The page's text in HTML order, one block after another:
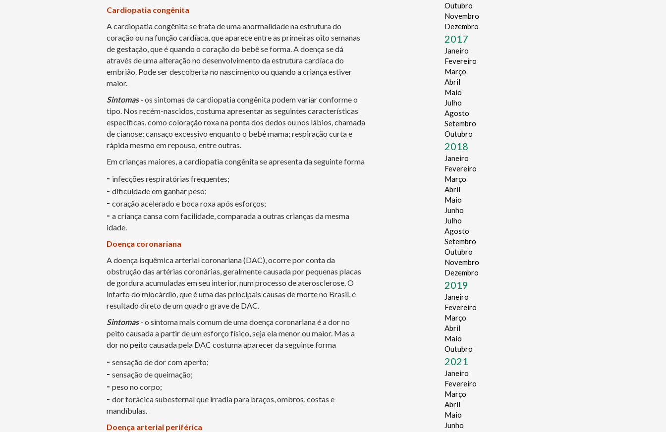
Cardiopatia congênita
A cardiopatia congênita se trata de uma anormalidade na estrutura do
coração ou na função cardíaca, que aparece entre as primeiras oito semanas
de gestação, que é quando o coração do bebê se forma. A doença se dá
através de uma alteração no desenvolvimento da estrutura cardíaca do
embrião. Pode ser descoberta no nascimento ou quando a criança estiver
maior.
Sintomas- os sintomas da cardiopatia congênita podem variar conforme o
tipo. Nos recém-nascidos, costuma apresentar as seguintes características
específicas, como coloração roxa na ponta dos dedos ou nos lábios, chamada
de cianose; cansaço excessivo enquanto o bebê mama; respiração curta e
rápida mesmo em repouso, entre outras.
Em crianças maiores, a cardiopatia congênita se apresenta da seguinte forma
- infecções respiratórias frequentes;
- dificuldade em ganhar peso;
- coração acelerado e boca roxa após esforços;
- a criança cansa com facilidade, comparada a outras crianças da mesma
idade.
Doença coronariana
A doença isquêmica arterial coronariana (DAC), ocorre por conta da
obstrução das artérias coronárias, geralmente causada por pequenas placas
de gordura acumuladas em seu interior, num processo de aterosclerose. O
infarto do miocárdio, que é uma das principais causas de morte no Brasil, é
resultado direto de um quadro grave de DAC.
Sintomas- o sintoma mais comum de uma doença coronariana é a dor no
peito causada a partir de um esforço físico, seja ela menor ou maior. Mas a
dor no peito causada pela DAC costuma aparecer da seguinte forma
- sensação de dor com aperto;
- sensação de queimação;
- peso no corpo;
- dor torácica subesternal que irradia para braços, ombros, costas e
mandíbulas.
Doença arterial periférica
Outubro
Novembro
Dezembro
2017
Janeiro
Fevereiro
Março
Abril
Maio
Julho
Agosto
Setembro
Outubro
2018
Janeiro
Fevereiro
Março
Abril
Maio
Junho
Julho
Agosto
Setembro
Outubro
Novembro
Dezembro
2019
Janeiro
Fevereiro
Março
Abril
Maio
Outubro
2021
Janeiro
Fevereiro
Março
Abril
Maio
Junho